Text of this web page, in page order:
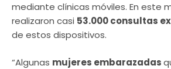
mediante clínicas móviles. En este
realizaron casi 53.000 consultas
de estos dispositivos.
“Algunas mujeres embarazadas